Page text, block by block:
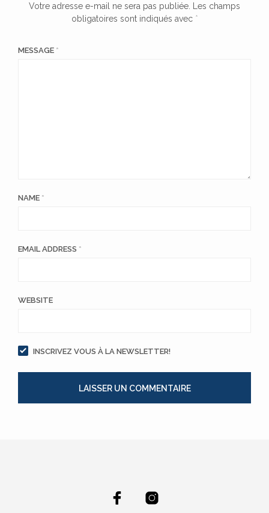
Votre adresse e-mail ne sera pas publiée. Les champs
obligatoires sont indiqués avec *
MESSAGE *
NAME *
EMAIL ADDRESS *
WEBSITE
INSCRIVEZ VOUS À LA NEWSLETTER!